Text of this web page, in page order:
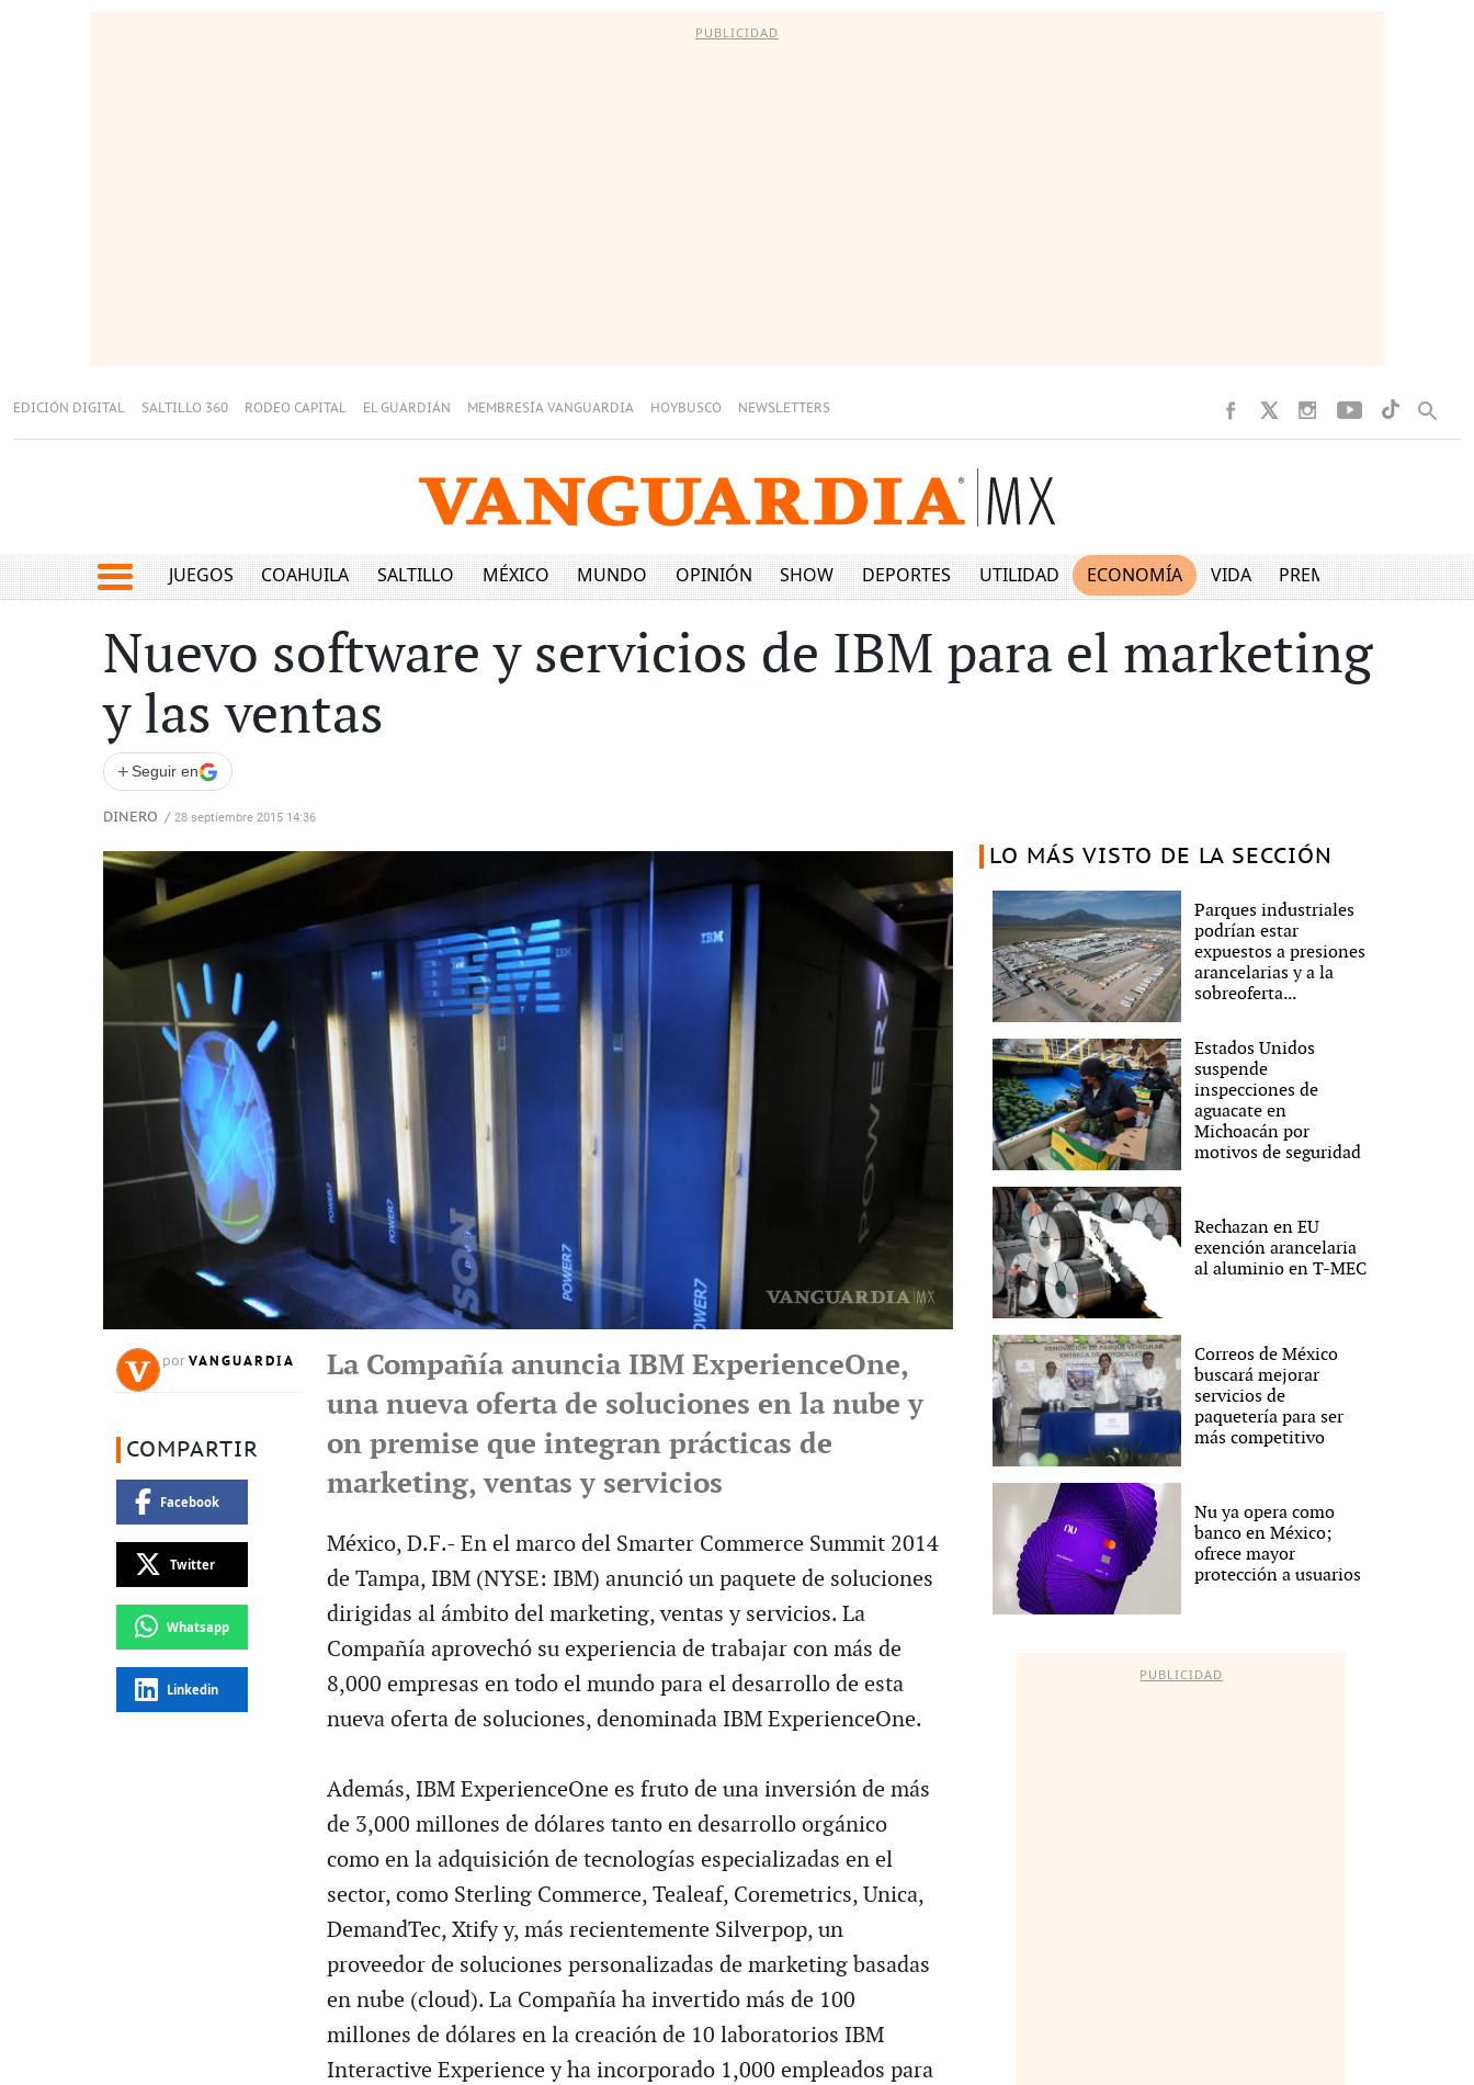
PUBLICIDAD
EDICIÓN DIGITAL SALTILLO 360 RODEO CAPITAL EL GUARDIÁN MEMBRESÍA VANGUARDIA HOYBUSCO NEWSLETTERS
JUEGOS COAHUILA SALTILLO MÉXICO MUNDO OPINIÓN SHOW DEPORTES UTILIDAD ECONOMÍA VIDA PREMIUM
Nuevo software y servicios de IBM para el marketing
y las ventas
+ Seguir en
DINERO / 28 septiembre 2015 14:36
por VANGUARDIA
COMPARTIR
Facebook
Twitter
Whatsapp
Linkedin
La Compañía anuncia IBM ExperienceOne,
una nueva oferta de soluciones en la nube y
on premise que integran prácticas de
marketing, ventas y servicios
México, D.F.- En el marco del Smarter Commerce Summit 2014
de Tampa, IBM (NYSE: IBM) anunció un paquete de soluciones
dirigidas al ámbito del marketing, ventas y servicios. La
Compañía aprovechó su experiencia de trabajar con más de
8,000 empresas en todo el mundo para el desarrollo de esta
nueva oferta de soluciones, denominada IBM ExperienceOne.
Además, IBM ExperienceOne es fruto de una inversión de más
de 3,000 millones de dólares tanto en desarrollo orgánico
como en la adquisición de tecnologías especializadas en el
sector, como Sterling Commerce, Tealeaf, Coremetrics, Unica,
DemandTec, Xtify y, más recientemente Silverpop, un
proveedor de soluciones personalizadas de marketing basadas
en nube (cloud). La Compañía ha invertido más de 100
millones de dólares en la creación de 10 laboratorios IBM
Interactive Experience y ha incorporado 1,000 empleados para
LO MÁS VISTO DE LA SECCIÓN
Parques industriales
podrían estar
expuestos a presiones
arancelarias y a la
sobreoferta...
Estados Unidos
suspende
inspecciones de
aguacate en
Michoacán por
motivos de seguridad
Rechazan en EU
exención arancelaria
al aluminio en T-MEC
Correos de México
buscará mejorar
servicios de
paquetería para ser
más competitivo
Nu ya opera como
banco en México;
ofrece mayor
protección a usuarios
PUBLICIDAD